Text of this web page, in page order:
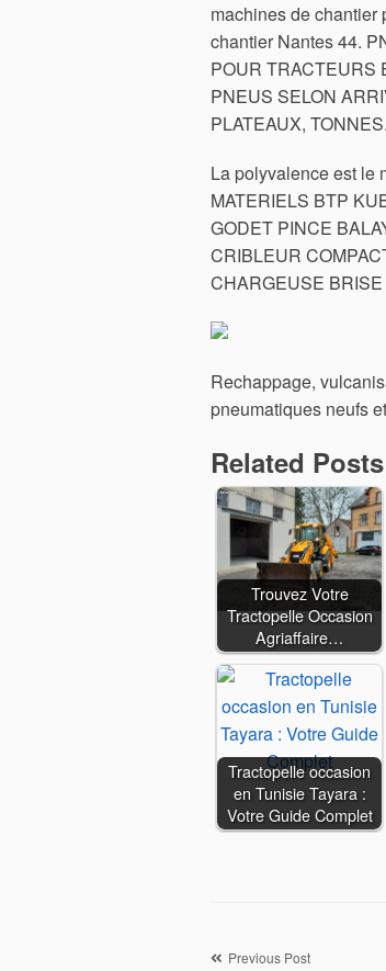
machines de chantier
chantier Nantes 44.
POUR TRACTEURS
PNEUS SELON
PLATEAUX,
La polyvalence est le
MATERIELS BTP
GODET PINCE
CRIBLEUR
CHARGEUSE BRISE
Rechappage,
pneumatiques neufs
Related
Trouvez Votre
Tractopelle Occasion
Agriaffaire…
Tractopelle occasion
en Tunisie Tayara :
Votre Guide Complet
Previous Post